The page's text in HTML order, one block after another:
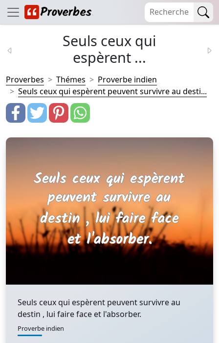
Seuls ceux qui
espèrent ...
Proverbes Thémes
Proverbe indien
Seuls ceux qui espèrent peuvent survivre au desti...
Seuls ceux qui espèrent peuvent survivre au
destin , lui faire face et l'absorber.
Proverbe indien